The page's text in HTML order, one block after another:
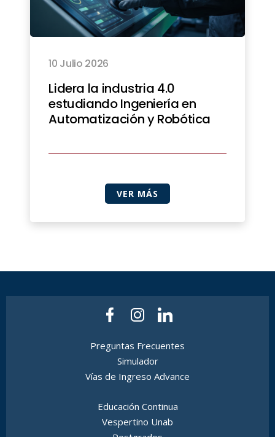
10 Julio 2026
Lidera la industria 4.0
estudiando Ingeniería en
Automatización y Robótica
VER MÁS